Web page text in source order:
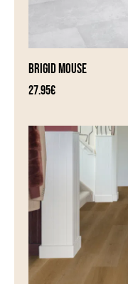
BRIGID MOUSE
27.95€